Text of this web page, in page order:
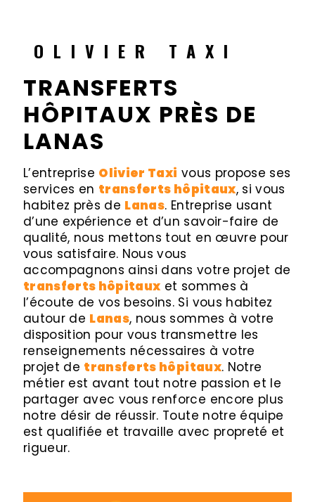
OLIVIER TAXI
TRANSFERTS
HÔPITAUX PRÈS DE
LANAS
L’entreprise Olivier Taxi vous propose ses
services en transferts hôpitaux, si vous
habitez près de Lanas. Entreprise usant
d’une expérience et d’un savoir-faire de
qualité, nous mettons tout en œuvre pour
vous satisfaire. Nous vous
accompagnons ainsi dans votre projet de
transferts hôpitaux et sommes à
l’écoute de vos besoins. Si vous habitez
autour de Lanas, nous sommes à votre
disposition pour vous transmettre les
renseignements nécessaires à votre
projet de transferts hôpitaux. Notre
métier est avant tout notre passion et le
partager avec vous renforce encore plus
notre désir de réussir. Toute notre équipe
est qualifiée et travaille avec propreté et
rigueur.